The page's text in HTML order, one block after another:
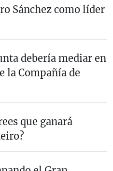
Sánchez como líder
debería mediar en
la Compañía de
que ganará